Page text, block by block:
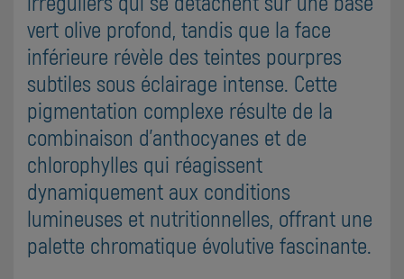
vert olive profond, tandis que la face
inférieure révèle des teintes pourpres
subtiles sous éclairage intense. Cette
pigmentation complexe résulte de la
combinaison d'anthocyanes et de
chlorophylles qui réagissent
dynamiquement aux conditions
lumineuses et nutritionnelles, offrant une
palette chromatique évolutive fascinante.